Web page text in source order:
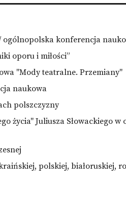
ogólnopolska konferencja
oporu i miłości”
"Mody teatralne. Przemiany"
naukowa
polszczyzny
życia" Juliusza Słowackiego
polskiej, białoruskiej,